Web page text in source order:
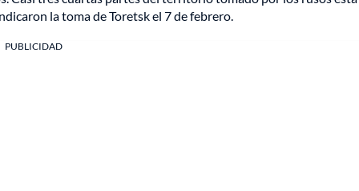
la toma de Toretsk el 7 de febrero.
PUBLICIDAD